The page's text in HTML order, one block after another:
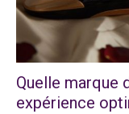
Quelle marque
expérience